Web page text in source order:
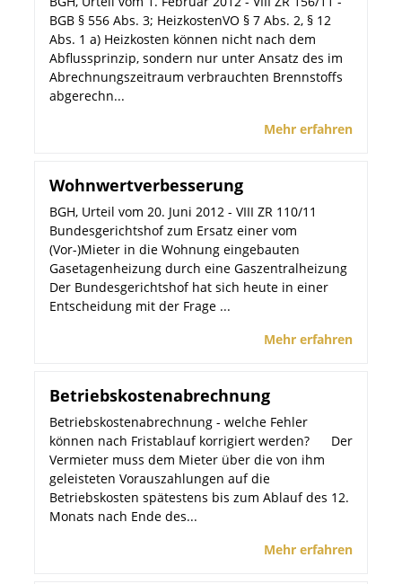
BGB § 556 Abs. 3; HeizkostenVO § 7 Abs. 2, § 12
Abs. 1 a) Heizkosten können nicht nach dem
Abflussprinzip, sondern nur unter Ansatz des im
Abrechnungszeitraum verbrauchten Brennstoffs
abgerechn...
Mehr erfahren
Wohnwertverbesserung
BGH, Urteil vom 20. Juni 2012 - VIII ZR 110/11
Bundesgerichtshof zum Ersatz einer vom
(Vor-)Mieter in die Wohnung eingebauten
Gasetagenheizung durch eine Gaszentralheizung
Der Bundesgerichtshof hat sich heute in einer
Entscheidung mit der Frage ...
Mehr erfahren
Betriebskostenabrechnung
Betriebskostenabrechnung - welche Fehler
können nach Fristablauf korrigiert werden? Der
Vermieter muss dem Mieter über die von ihm
geleisteten Vorauszahlungen auf die
Betriebskosten spätestens bis zum Ablauf des 12.
Monats nach Ende des...
Mehr erfahren